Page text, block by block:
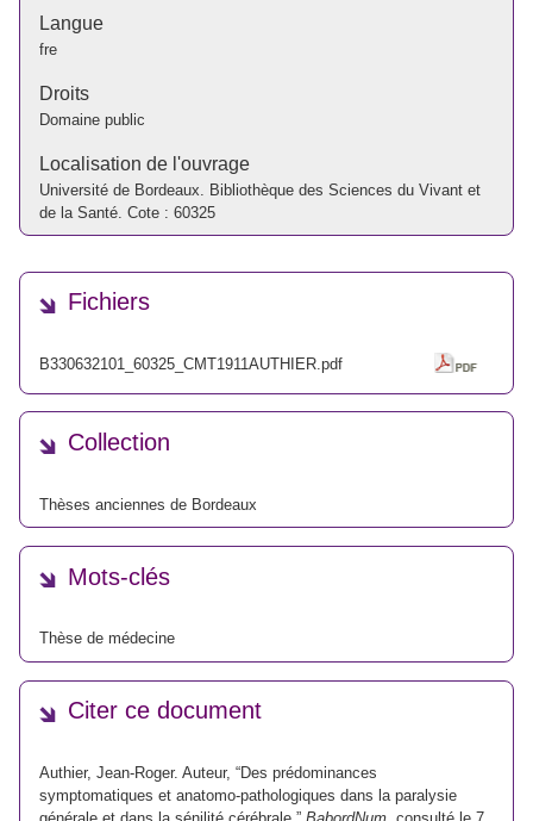
Langue
fre
Droits
Domaine public
Localisation de l'ouvrage
Université de Bordeaux. Bibliothèque des Sciences du Vivant et
de la Santé. Cote : 60325
Fichiers
B330632101_60325_CMT1911AUTHIER.pdf
Collection
Thèses anciennes de Bordeaux
Mots-clés
Thèse de médecine
Citer ce document
Authier, Jean-Roger. Auteur, “Des prédominances
symptomatiques et anatomo-pathologiques dans la paralysie